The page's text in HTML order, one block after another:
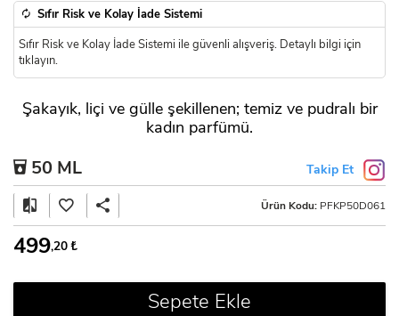
Sıfır Risk ve Kolay İade Sistemi
Sıfır Risk ve Kolay İade Sistemi ile güvenli alışveriş. Detaylı bilgi için
tıklayın.
Şakayık, liçi ve gülle şekillenen; temiz ve pudralı bir
kadın parfümü.
50 ML Takip Et
Ürün Kodu: PFKP50D061
499,20₺
Sepete Ekle